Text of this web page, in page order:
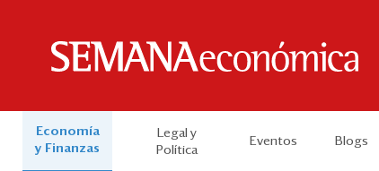
Economía
y Finanzas
Legal y
Política
Eventos Blogs